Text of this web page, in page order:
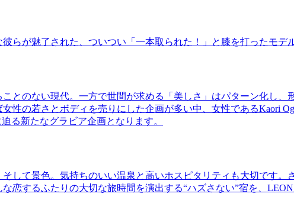
らが魅了された、ついつい「一本取られた！」と膝を打ったモデ
とのない現代。一方で世間が求める「美しさ」はパターン化し
性の若さとボディを売りにした企画が多い中、女性であるKaori
る新たなグラビア企画となります。
して景色。気持ちのいい温泉と高いホスピタリティも大切です。
恋するふたりの大切な旅時間を演出する“ハズさない”宿を、